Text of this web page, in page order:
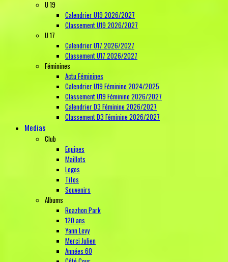
U 19
Calendrier U19 2026/2027
Classement U19 2026/2027
U 17
Calendrier U17 2026/2027
Classement U17 2026/2027
Féminines
Actu Féminines
Calendrier U19 Féminine 2024/2025
Classement U19 Féminine 2026/2027
Calendrier D3 Féminine 2026/2027
Classement D3 Féminine 2026/2027
Medias
Club
Equipes
Maillots
Logos
Tifos
Souvenirs
Albums
Roazhon Park
120 ans
Yann Levy
Merci Julien
Années 60